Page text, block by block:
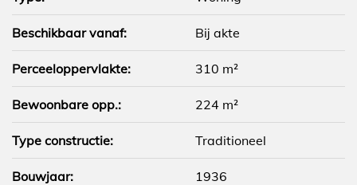
Beschikbaar vanaf: Bij akte
Perceeloppervlakte: 310 m²
Bewoonbare opp.: 224 m²
Type constructie: Traditioneel
Bouwjaar: 1936